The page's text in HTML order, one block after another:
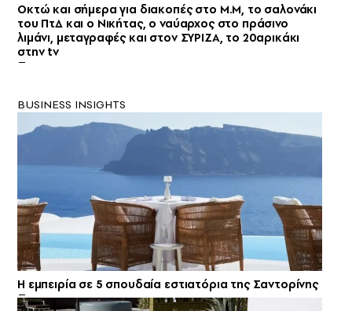
Οκτώ και σήμερα για διακοπές στο Μ.Μ, το σαλονάκι
του ΠτΔ και ο Νικήτας, ο ναύαρχος στο πράσινο
λιμάνι, μεταγραφές και στον ΣΥΡΙΖΑ, το 20αρικάκι
στην tv
BUSINESS INSIGHTS
Η εμπειρία σε 5 σπουδαία εστιατόρια της Σαντορίνης